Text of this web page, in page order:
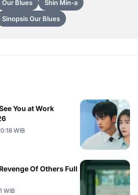
Our Blues
Shin Min-a
Sinopsis Our Blues
You at Work
WIB
Of Others Full
WIB